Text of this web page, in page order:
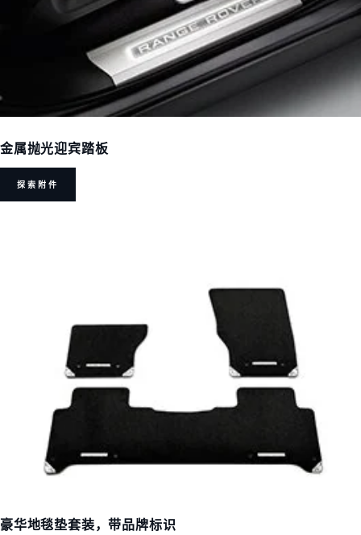
金属抛光迎宾踏板
探索附件
豪华地毯垫套装，带品牌标识